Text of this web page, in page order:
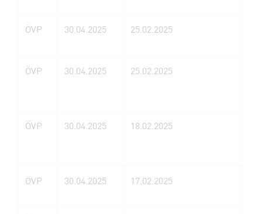
ÖVP 30.04.2025 25.02.2025
ÖVP 30.04.2025 25.02.2025
ÖVP 30.04.2025 18.02.2025
ÖVP
30.04.2025 17.02.2025